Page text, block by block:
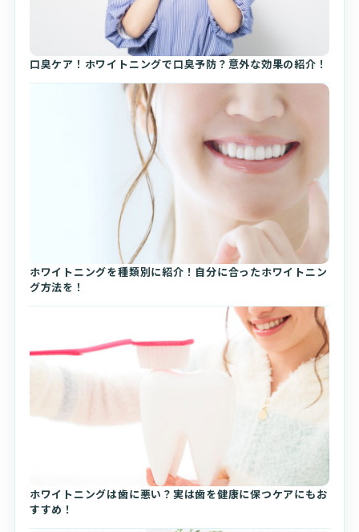
口臭ケア！ホワイトニングで口臭予防？意外な効果の紹介！
ホワイトニングを種類別に紹介！自分に合ったホワイトニン
グ方法を！
ホワイトニングは歯に悪い？実は歯を健康に保つケアにもお
すすめ！